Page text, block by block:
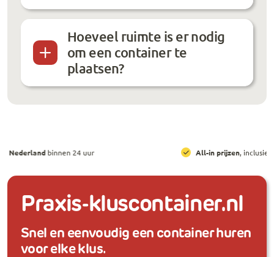
Hoeveel ruimte is er nodig
om een container te
plaatsen?
All-in prijzen , inclusief brengen, ophalen en huur
Praxis-kluscontainer.nl
Snel en eenvoudig een container huren
voor elke klus.